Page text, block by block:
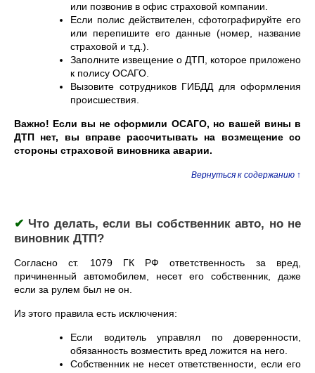
или позвонив в офис страховой компании.
Если полис действителен, сфотографируйте его
или перепишите его данные (номер, название
страховой и т.д.).
Заполните извещение о ДТП, которое приложено
к полису ОСАГО.
Вызовите сотрудников ГИБДД для оформления
происшествия.
Важно! Если вы не оформили ОСАГО, но вашей вины в
ДТП нет, вы вправе рассчитывать на возмещение со
стороны страховой виновника аварии.
Вернуться к содержанию ↑
✔ Что делать, если вы собственник авто, но не
виновник ДТП?
Согласно ст. 1079 ГК РФ ответственность за вред,
причиненный автомобилем, несет его собственник, даже
если за рулем был не он.
Из этого правила есть исключения:
Если водитель управлял по доверенности,
обязанность возместить вред ложится на него.
Собственник не несет ответственности, если его